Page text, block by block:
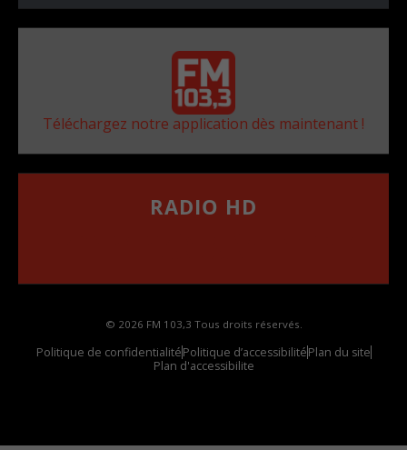
Téléchargez notre application dès maintenant !
RADIO HD
© 2026 FM 103,3 Tous droits réservés.
Politique de confidentialitéPolitique d’accessibilitéPlan du site
Plan d'accessibilite